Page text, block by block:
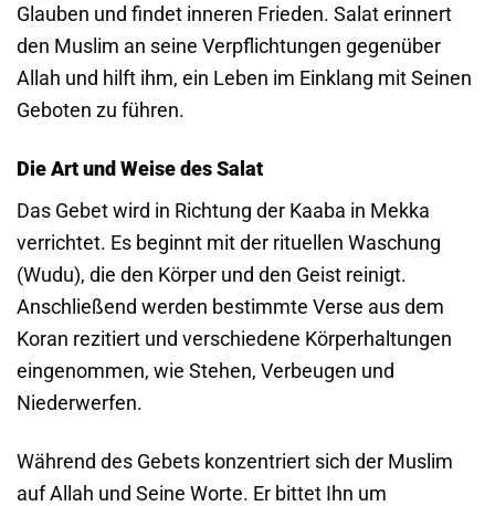
Glauben und findet inneren Frieden. Salat erinnert
den Muslim an seine Verpflichtungen gegenüber
Allah und hilft ihm, ein Leben im Einklang mit Seinen
Geboten zu führen.
Die Art und Weise des Salat
Das Gebet wird in Richtung der Kaaba in Mekka
verrichtet. Es beginnt mit der rituellen Waschung
(Wudu), die den Körper und den Geist reinigt.
Anschließend werden bestimmte Verse aus dem
Koran rezitiert und verschiedene Körperhaltungen
eingenommen, wie Stehen, Verbeugen und
Niederwerfen.
Während des Gebets konzentriert sich der Muslim
auf Allah und Seine Worte. Er bittet Ihn um